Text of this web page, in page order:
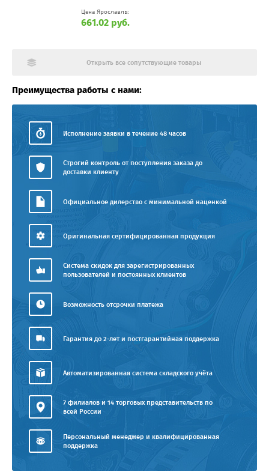
Цена Ярославль:
661.02 руб.
Открыть все сопутствующие товары
Преимущества работы с нами:
Исполнение заявки в течение 48 часов
Строгий контроль от поступления заказа до
доставки клиенту
Официальное дилерство с минимальной наценкой
Оригинальная сертифицированная продукция
Система скидок для зарегистрированных
пользователей и постоянных клиентов
Возможность отсрочки платежа
Гарантия до 2-лет и постгарантийная поддержка
Автоматизированная система складского учёта
7 филиалов и 14 торговых представительств по
всей России
Персональный менеджер и квалифицированная
поддержка